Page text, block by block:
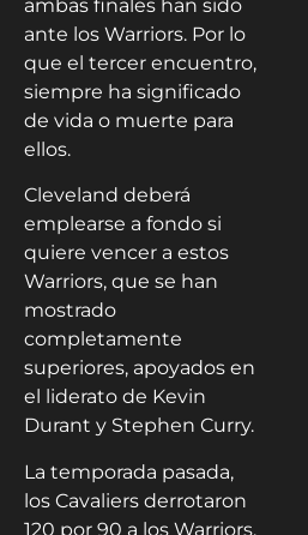
ambas finales han sido
ante los Warriors. Por lo
que el tercer encuentro,
siempre ha significado
de vida o muerte para
ellos.
Cleveland deberá
emplearse a fondo si
quiere vencer a estos
Warriors, que se han
mostrado
completamente
superiores, apoyados en
el liderato de Kevin
Durant y Stephen Curry.
La temporada pasada,
los Cavaliers derrotaron
120 por 90 a los Warriors.